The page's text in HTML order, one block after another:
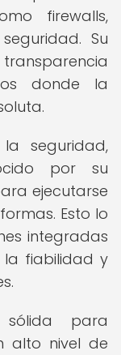
firewalls,
Su
donde la
seguridad,
por su
ejecutarse
Esto lo
integradas
la fiabilidad y
para
alto nivel de